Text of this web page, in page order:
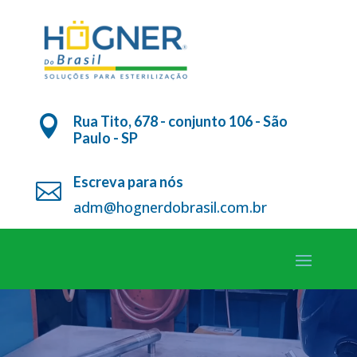

Rua Tito, 678 - conjunto 106 - São
Paulo - SP
 Escreva para nós
adm@hognerdobrasil.com.br
CONTAMOS COM UMA PLANTA
Tocador
de